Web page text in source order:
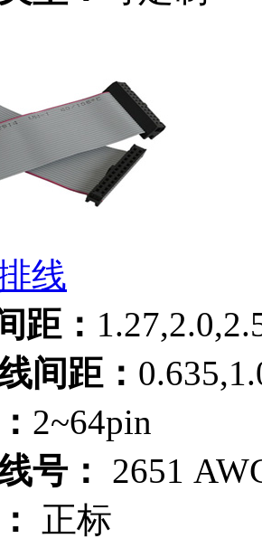
线
距：
间距：
2~64pin
号：
2651
正标